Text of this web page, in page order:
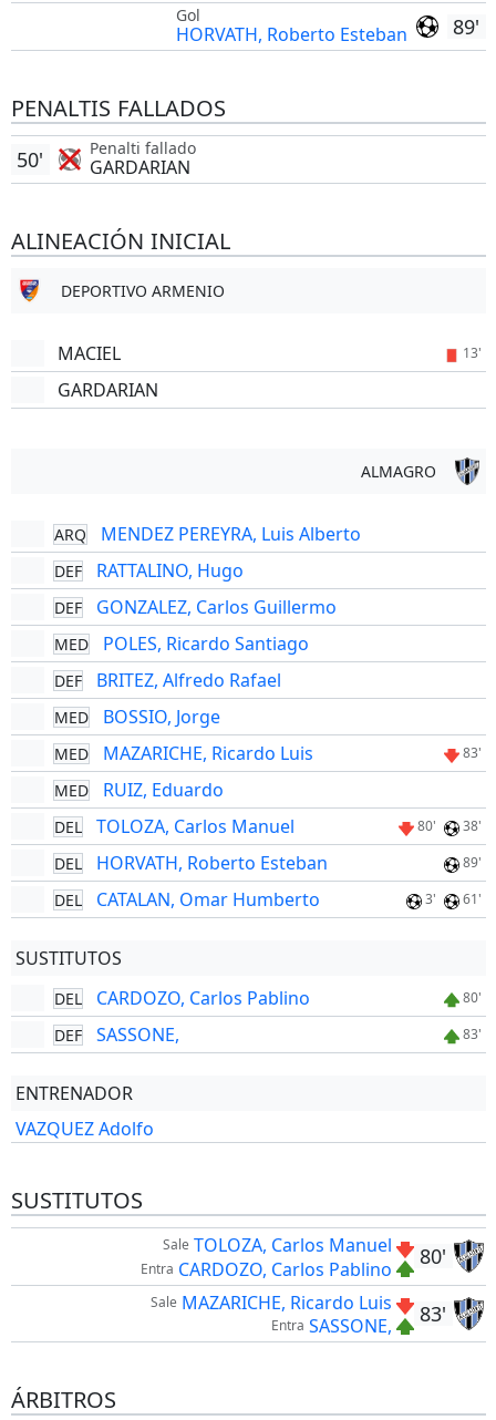
89'
Gol
HORVATH, Roberto Esteban
PENALTIS FALLADOS
Penalti fallado
GARDARIAN
50'
ALINEACIÓN INICIAL
DEPORTIVO ARMENIO
MACIEL 13'
GARDARIAN
ALMAGRO
ARQ MENDEZ PEREYRA, Luis Alberto
DEF RATTALINO, Hugo
DEF GONZALEZ, Carlos Guillermo
MED POLES, Ricardo Santiago
DEF BRITEZ, Alfredo Rafael
MED BOSSIO, Jorge
MED MAZARICHE, Ricardo Luis 83'
MED RUIZ, Eduardo
DEL TOLOZA, Carlos Manuel 80' 38'
DEL HORVATH, Roberto Esteban 89'
DEL CATALAN, Omar Humberto 3' 61'
SUSTITUTOS
DEL CARDOZO, Carlos Pablino 80'
DEF SASSONE, 83'
ENTRENADOR
VAZQUEZ Adolfo
SUSTITUTOS
80'
Sale TOLOZA, Carlos Manuel
Entra CARDOZO, Carlos Pablino
83'
Sale MAZARICHE, Ricardo Luis
Entra SASSONE,
ÁRBITROS